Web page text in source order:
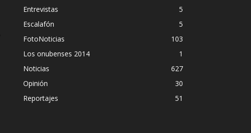
Entrevistas
5
Escalafón
5
FotoNoticias
103
Los onubenses 2014
1
Noticias
627
Opinión
30
Reportajes
51